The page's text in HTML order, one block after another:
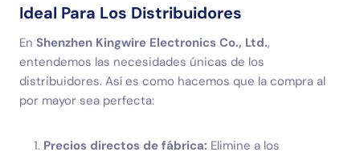
Ideal Para Los Distribuidores
En Shenzhen Kingwire Electronics Co., Ltd.,
entendemos las necesidades únicas de los
distribuidores. Así es como hacemos que la compra al
por mayor sea perfecta:
Precios directos de fábrica: Elimine a los